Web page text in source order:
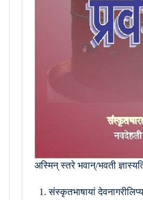
अस्मिन् स्तरे भवान्/भवती
संस्कृतभाषायां